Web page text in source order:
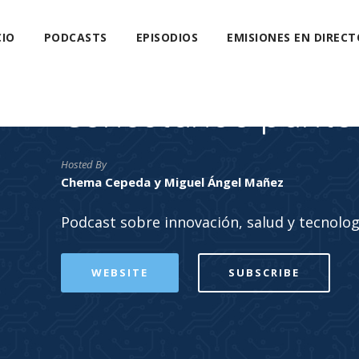
PODCASTS EPISODIOS EMISIONES EN
Conectando
Hosted By
Chema Cepeda y Miguel Ángel Mañez
Podcast sobre innovación, salud y
WEBSITE SUBSCRIBE